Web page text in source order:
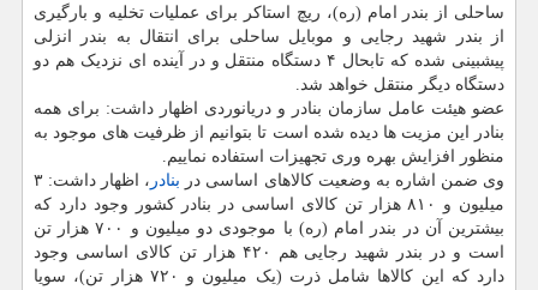
ساحلی از بندر امام (ره)، ریچ استاکر برای عملیات تخلیه و بارگیری
از بندر شهید رجایی و موبایل ساحلی برای انتقال به بندر انزلی
پیشبینی شده که تابحال ۴ دستگاه منتقل و در آینده ای نزدیک هم دو
دستگاه دیگر منتقل خواهد شد.
عضو هیئت عامل سازمان بنادر و دریانوردی اظهار داشت: برای همه
بنادر این مزیت ها دیده شده است تا بتوانیم از ظرفیت های موجود به
منظور افزایش بهره وری تجهیزات استفاده نماییم.
وی ضمن اشاره به وضعیت کالاهای اساسی در بنادر
، اظهار داشت: ۳
میلیون و ۸۱۰ هزار تن کالای اساسی در بنادر کشور وجود دارد که
بیشترین آن در بندر امام (ره) با موجودی دو میلیون و ۷۰۰ هزار تن
است و در بندر شهید رجایی هم ۴۲۰ هزار تن کالای اساسی وجود
دارد که این کالاها شامل ذرت (یک میلیون و ۷۲۰ هزار تن)، سویا